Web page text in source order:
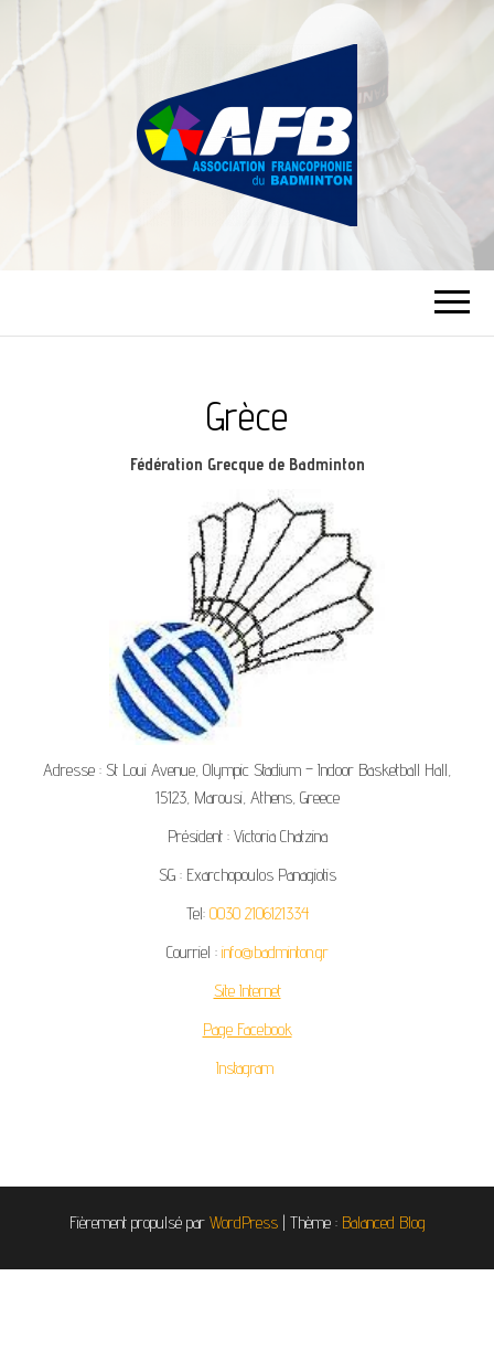
ASSOCIATION
FRANCOPHONIE
DU BADMINTON
Grèce
Fédération Grecque de Badminton
Adresse : St Loui Avenue, Olympic Stadium – Indoor Basketball Hall,
15123, Marousi, Athens, Greece
Président : Victoria Chatzina
SG : Exarchopoulos Panagiotis
Tel: 0030 2106121334
Courriel : info@badminton.gr
Site Internet
Page Facebook
Instagram
Fièrement propulsé par WordPress | Thème : Balanced Blog